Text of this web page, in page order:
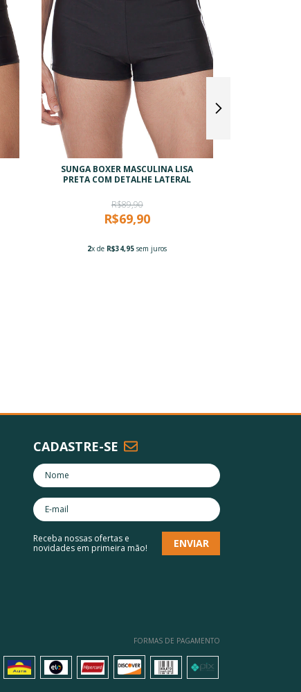
SUNGA BOXER MASCULINA LISA
PRETA COM DETALHE LATERAL
R$89,90
R$69,90
2x de R$34,95 sem juros
CADASTRE-SE
Receba nossas ofertas e
novidades em primeira mão!
FORMAS DE PAGAMENTO